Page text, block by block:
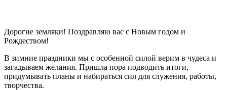
Дорогие земляки! Поздравляю вас с Новым годом и
Рождеством!
В зимние праздники мы с особенной силой верим в чудеса и
загадываем желания. Пришла пора подводить итоги,
придумывать планы и набираться сил для служения, работы,
творчества.